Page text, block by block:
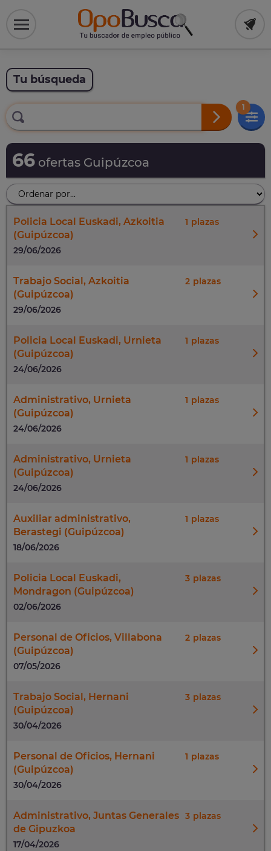
Tu búsqueda
1
66 ofertas Guipúzcoa
Policia Local Euskadi, Azkoitia
(Guipúzcoa)
1
29/06/2026
Trabajo Social, Azkoitia
(Guipúzcoa)
2
29/06/2026
Policia Local Euskadi, Urnieta
(Guipúzcoa)
1
24/06/2026
Administrativo, Urnieta
(Guipúzcoa)
1
24/06/2026
Administrativo, Urnieta
(Guipúzcoa)
1
24/06/2026
Auxiliar administrativo,
Berastegi (Guipúzcoa)
1
18/06/2026
Policia Local Euskadi,
Mondragon (Guipúzcoa)
3
02/06/2026
Personal de Oficios, Villabona
(Guipúzcoa)
2
07/05/2026
Trabajo Social, Hernani
(Guipúzcoa)
3
30/04/2026
Personal de Oficios, Hernani
(Guipúzcoa)
1
30/04/2026
Administrativo, Juntas Generales
de Gipuzkoa
3
17/04/2026